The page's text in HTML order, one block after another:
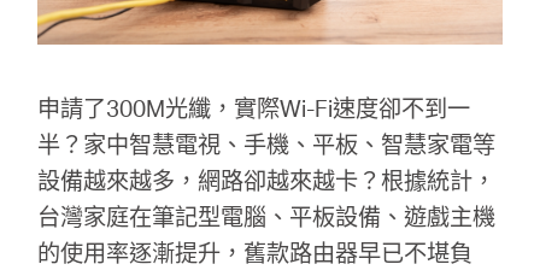
申請了300M光纖，實際Wi-Fi速度卻不到一
半？家中智慧電視、手機、平板、智慧家電等
設備越來越多，網路卻越來越卡？根據統計，
台灣家庭在筆記型電腦、平板設備、遊戲主機
的使用率逐漸提升，舊款路由器早已不堪負